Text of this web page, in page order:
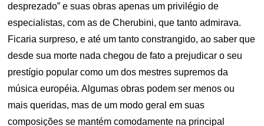
desprezado” e suas obras apenas um privilégio de
especialistas, com as de Cherubini, que tanto admirava.
Ficaria surpreso, e até um tanto constrangido, ao saber que
desde sua morte nada chegou de fato a prejudicar o seu
prestígio popular como um dos mestres supremos da
música européia. Algumas obras podem ser menos ou
mais queridas, mas de um modo geral em suas
composições se mantém comodamente na principal